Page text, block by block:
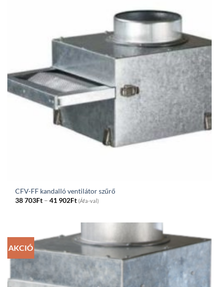
CFV-FF kandalló ventilátor szűrő
38 703Ft – 41 902FtPrice
range:
41
902Ft
(Áfa-val)
AKCIÓ